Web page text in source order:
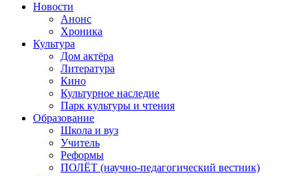
Новости
Анонс
Хроника
Культура
Дом актёра
Литература
Кино
Культурное наследие
Парк культуры и чтения
Образование
Школа и вуз
Учитель
Реформы
ПОЛЁТ (научно-педагогический вестник)